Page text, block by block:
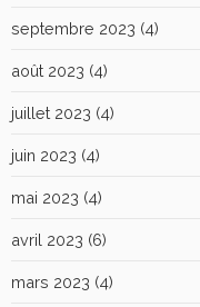
septembre 2023 (4)
août 2023 (4)
juillet 2023 (4)
juin 2023 (4)
mai 2023 (4)
avril 2023 (6)
mars 2023 (4)